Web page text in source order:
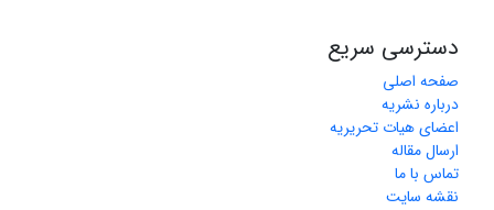
دسترسی سریع
صفحه اصلی
درباره نشریه
اعضای هیات تحریریه
ارسال مقاله
تماس با ما
نقشه سایت